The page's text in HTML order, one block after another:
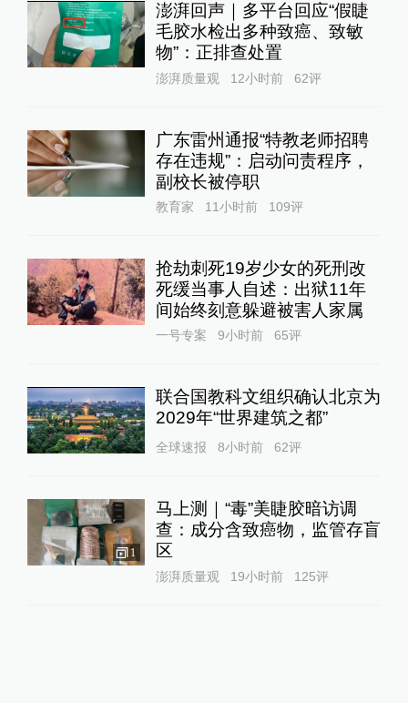
澎湃回声｜多平台回应“假睫
毛胶水检出多种致癌、致敏
物”：正排查处置
澎湃质量观 12小时前 62评
广东雷州通报“特教老师招聘
存在违规”：启动问责程序，
副校长被停职
教育家 11小时前 109评
抢劫刺死19岁少女的死刑改
死缓当事人自述：出狱11年
间始终刻意躲避被害人家属
一号专案 9小时前 65评
联合国教科文组织确认北京为
2029年“世界建筑之都”
全球速报 8小时前 62评
1
马上测｜“毒”美睫胶暗访调
查：成分含致癌物，监管存盲
区
澎湃质量观 19小时前 125评